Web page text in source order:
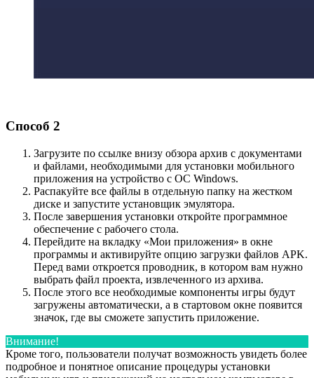
Способ 2
Загрузите по ссылке внизу обзора архив с документами
и файлами, необходимыми для установки мобильного
приложения на устройство с ОС Windows.
Распакуйте все файлы в отдельную папку на жестком
диске и запустите установщик эмулятора.
После завершения установки откройте программное
обеспечение с рабочего стола.
Перейдите на вкладку «Мои приложения» в окне
программы и активируйте опцию загрузки файлов APK.
Перед вами откроется проводник, в котором вам нужно
выбрать файл проекта, извлеченного из архива.
После этого все необходимые компоненты игры будут
загружены автоматически, а в стартовом окне появится
значок, где вы сможете запустить приложение.
Внимание!
Кроме того, пользователи получат возможность увидеть более
подробное и понятное описание процедуры установки